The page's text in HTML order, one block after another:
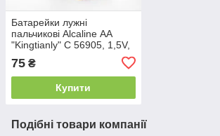
Батарейки лужні
пальчикові Alcaline АА
"Kingtianly" C 56905, 1,5V,
75 ₴
Купити
Подібні товари компанії